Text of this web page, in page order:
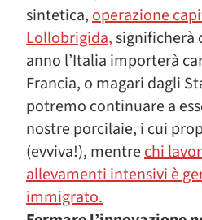
sintetica,operazione
Lollobrigida,significherà
anno l’Italia importerà
Francia, o magari dagli
potremo continuare a
nostre porcilaie, i cui
(evviva!), mentrechi
allevamenti intensivi è
immigrato.